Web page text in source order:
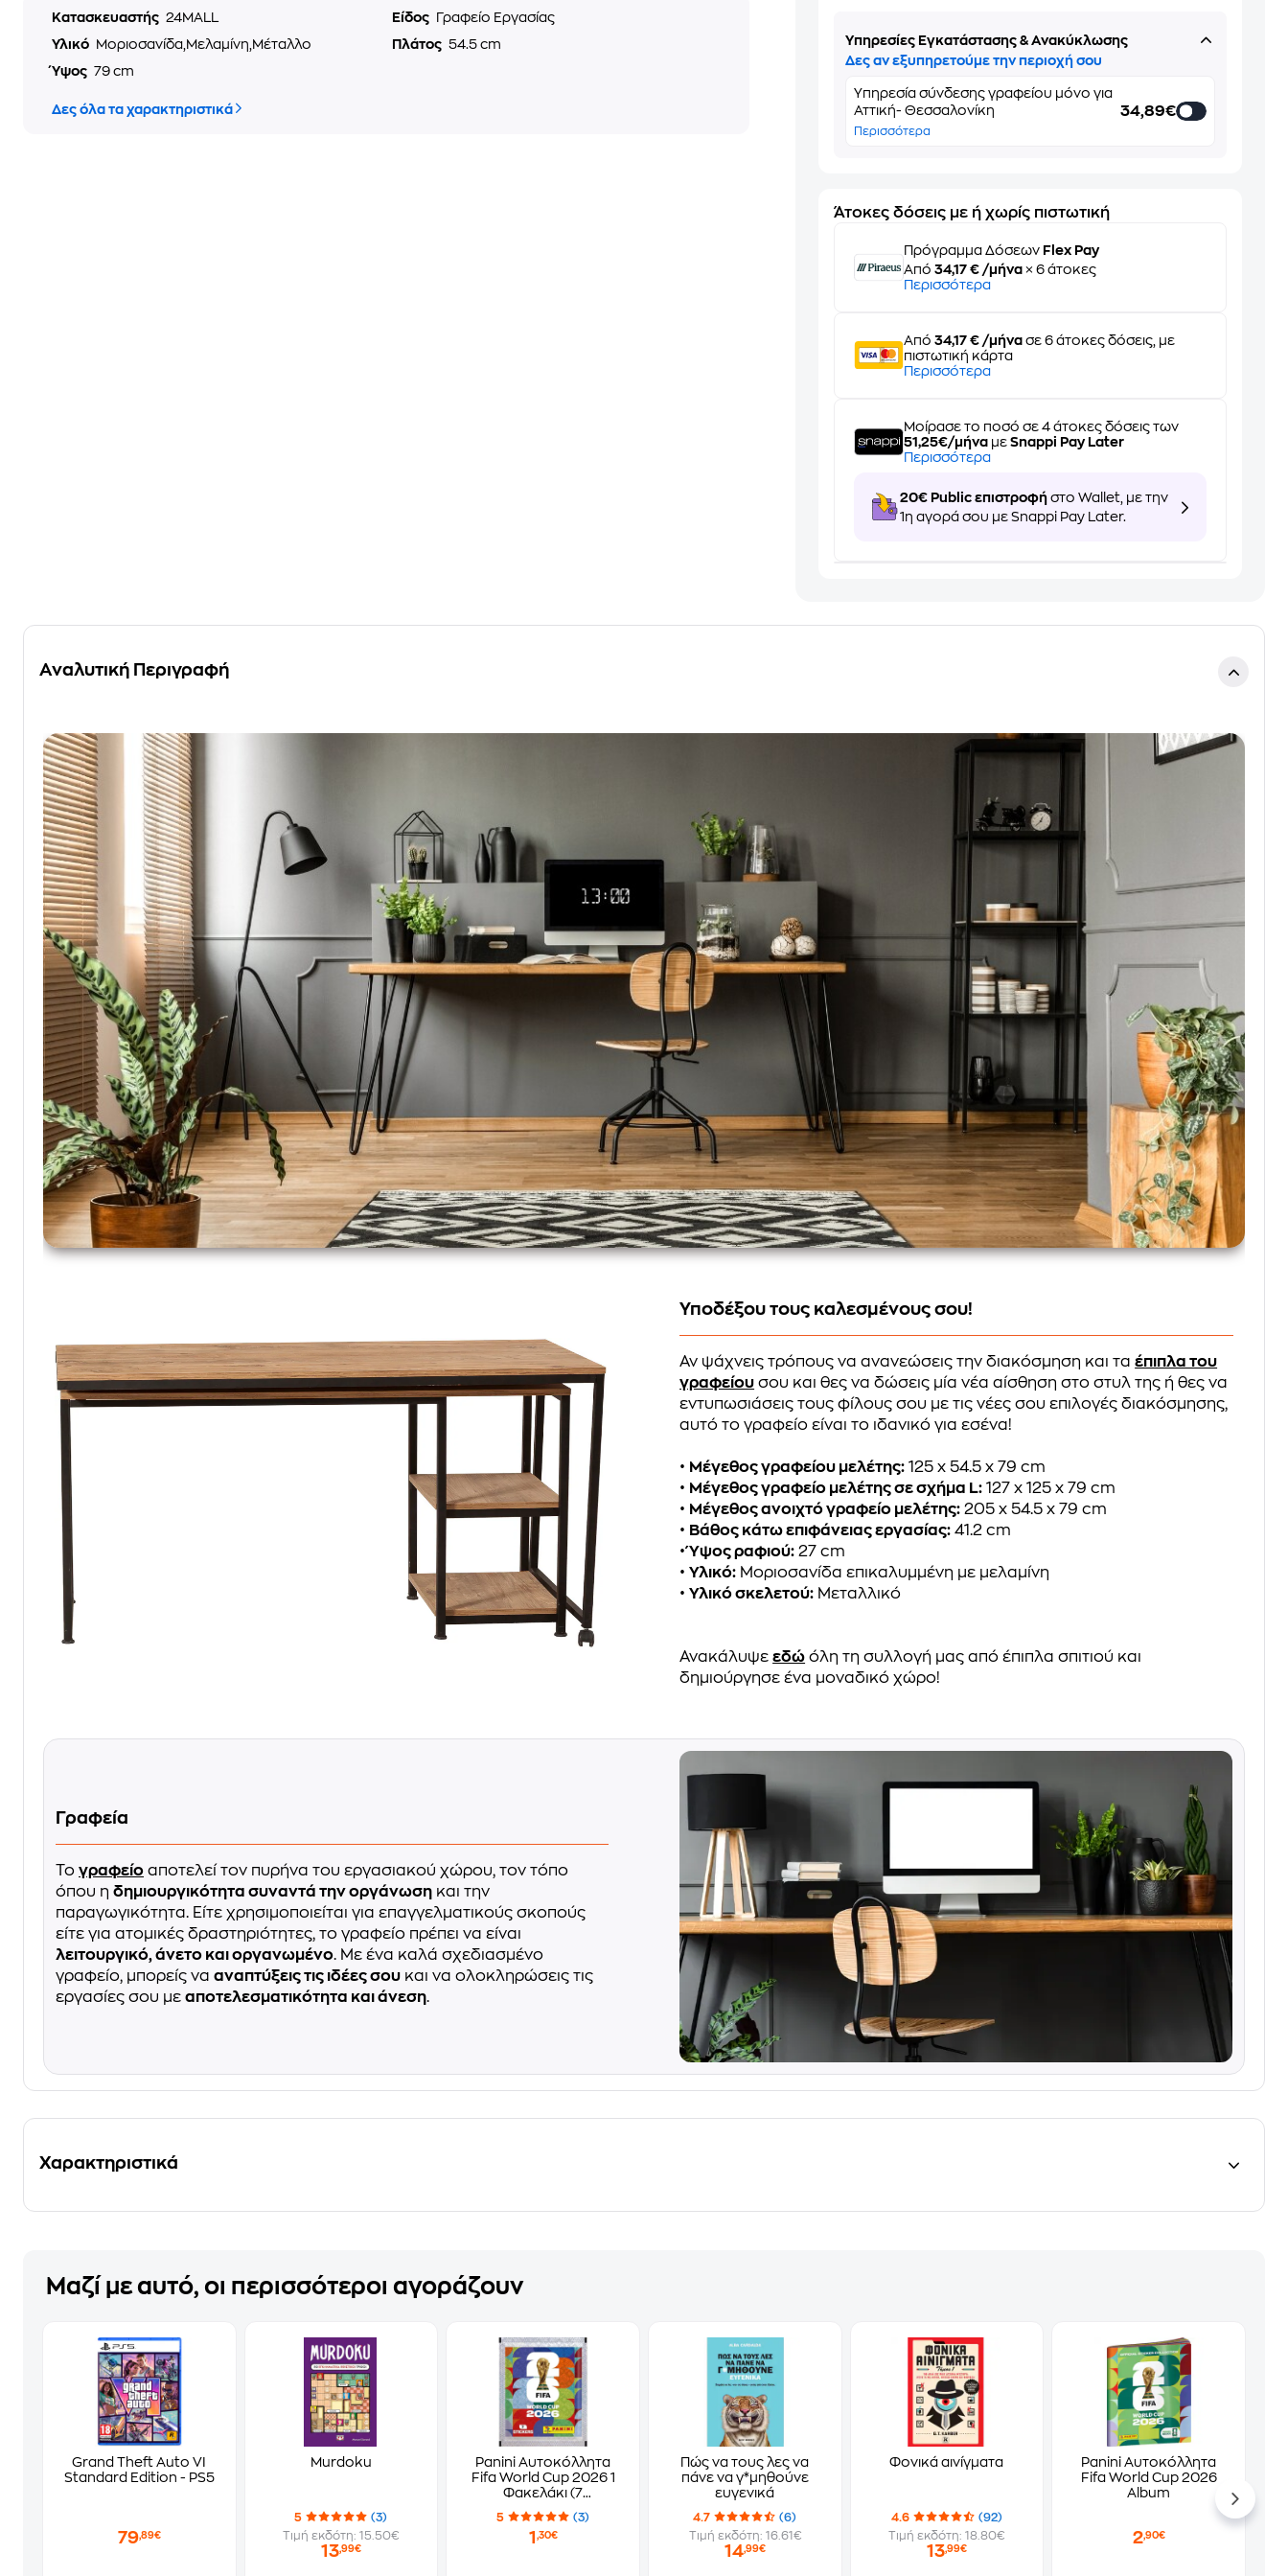
Κατασκευαστής 24MALL Είδος
Γραφείο Εργασίας
Υλικό
Μοριοσανίδα,Μελαμίνη,Μέταλλο Πλάτος 54.5 cm
Ύψος 79 cm
Δες όλα τα χαρακτηριστικά
Υπηρεσίες Εγκατάστασης & Ανακύκλωσης
Δες αν εξυπηρετούμε την περιοχή σου
Υπηρεσία σύνδεσης γραφείου μόνο για
Αττική- Θεσσαλονίκη
Περισσότερα
34,89€
Άτοκες δόσεις με ή χωρίς πιστωτική
Πρόγραμμα Δόσεων Flex Pay
Από34,17 € /μήνα × 6 άτοκες
Περισσότερα
Από34,17 € /μήνα σε 6 άτοκες δόσεις, με
πιστωτική κάρτα
Περισσότερα
Μοίρασε το ποσό σε 4 άτοκες δόσεις των
51,25€/μήνα μεSnappi Pay Later
Περισσότερα
20€ Public επιστροφή στο Wallet, με την
1η αγορά σου με Snappi Pay Later.
Αναλυτική Περιγραφή
Υποδέξου τους καλεσμένους σου!
Αν ψάχνεις τρόπους να ανανεώσεις την διακόσμηση και ταέπιπλα του
γραφείου σου και θες να δώσεις μία νέα αίσθηση στο στυλ της ή θες να
εντυπωσιάσεις τους φίλους σου με τις νέες σου επιλογές διακόσμησης,
αυτό το γραφείο είναι το ιδανικό για εσένα!
• Μέγεθος γραφείου μελέτης: 125 x 54.5 x 79 cm
• Μέγεθος γραφείο μελέτης σε σχήμα L: 127 x 125 x 79 cm
• Μέγεθος ανοιχτό γραφείο μελέτης: 205 x 54.5 x 79 cm
• Βάθος κάτω επιφάνειας εργασίας: 41.2 cm
•Ύψος ραφιού: 27 cm
•Υλικό: Μοριοσανίδα επικαλυμμένη με μελαμίνη
•Υλικό σκελετού: Μεταλλικό
Ανακάλυψεεδώ όλη τη συλλογή μας από έπιπλα σπιτιού και
δημιούργησε ένα μοναδικό χώρο!
Γραφεία
Το γραφείο αποτελεί τον πυρήνα του εργασιακού χώρου, τον τόπο
όπου η δημιουργικότητα συναντά την οργάνωση και την
παραγωγικότητα. Είτε χρησιμοποιείται για επαγγελματικούς σκοπούς
είτε για ατομικές δραστηριότητες, το γραφείο πρέπει να είναι
λειτουργικό, άνετο και οργανωμένο. Με ένα καλά σχεδιασμένο
γραφείο, μπορείς να αναπτύξεις τις ιδέες σου και να ολοκληρώσεις τις
εργασίες σου με αποτελεσματικότητα και άνεση.
Χαρακτηριστικά
Μαζί με αυτό, οι περισσότεροι αγοράζουν
Grand Theft Auto VI
Standard Edition - PS5
79,89€
Murdoku
5
(3)
Τιμή εκδότη: 15.50€
13,99€
Panini Αυτοκόλλητα
Fifa World Cup 2026 1
Φακελάκι (7
Αυτοκόλλητα)
5 (3)
1 ,30€
Πώς να τους λες να
πάνε να γ*μηθούνε
ευγενικά
4.7
(6)
Τιμή εκδότη: 16.61€
14,99€
Φονικά αινίγματα
4.6
(92)
Τιμή εκδότη: 18.80€
13,99€
Panini Αυτοκόλλητα
Fifa World Cup 2026
Album
2,90€